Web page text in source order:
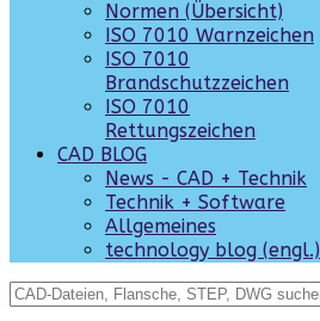
Normen (Übersicht)
ISO 7010 Warnzeichen
ISO 7010
Brandschutzzeichen
ISO 7010
Rettungszeichen
CAD BLOG
News - CAD + Technik
Technik + Software
Allgemeines
technology blog (engl.)